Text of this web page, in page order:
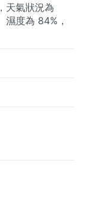
天氣狀況為
度為 84%，